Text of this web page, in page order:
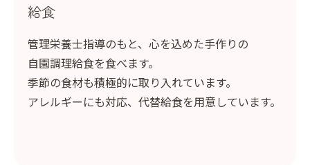
給食
管理栄養士指導のもと、心を込めた手作りの
自園調理給食を食べます。
季節の食材も積極的に取り入れています。
アレルギーにも対応、代替給食を用意しています。